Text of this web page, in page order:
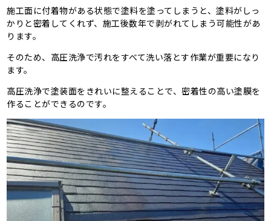
施工面に付着物がある状態で塗料を塗ってしまうと、塗料がしっ
かりと密着してくれず、施工後数年で剥がれてしまう可能性があ
ります。
そのため、高圧洗浄で汚れをすべて洗い落とす作業が重要になり
ます。
高圧洗浄で塗装面をきれいに整えることで、密着性の高い塗膜を
作ることができるのです。